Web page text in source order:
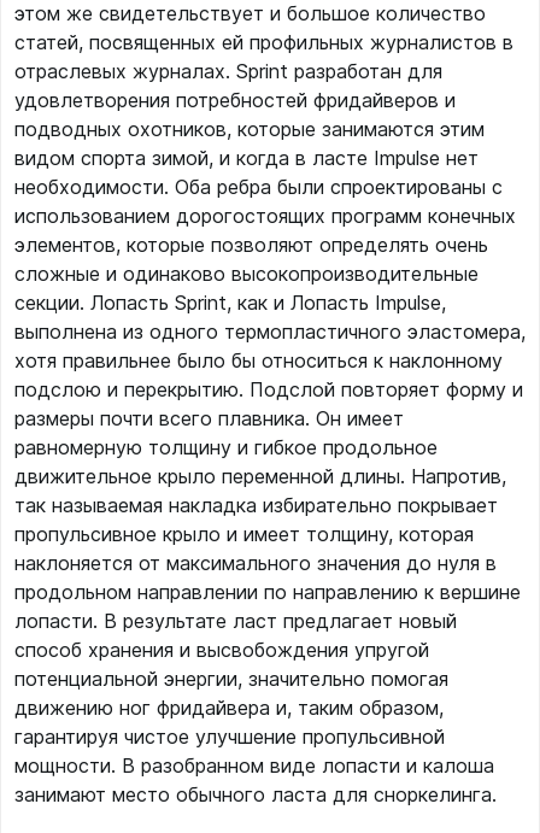
этом же свидетельствует и большое количество
статей, посвященных ей профильных журналистов в
отраслевых журналах. Sprint разработан для
удовлетворения потребностей фридайверов и
подводных охотников, которые занимаются этим
видом спорта зимой, и когда в ласте Impulse нет
необходимости. Оба ребра были спроектированы с
использованием дорогостоящих программ конечных
элементов, которые позволяют определять очень
сложные и одинаково высокопроизводительные
секции. Лопасть Sprint, как и Лопасть Impulse,
выполнена из одного термопластичного эластомера,
хотя правильнее было бы относиться к наклонному
подслою и перекрытию. Подслой повторяет форму и
размеры почти всего плавника. Он имеет
равномерную толщину и гибкое продольное
движительное крыло переменной длины. Напротив,
так называемая накладка избирательно покрывает
пропульсивное крыло и имеет толщину, которая
наклоняется от максимального значения до нуля в
продольном направлении по направлению к вершине
лопасти. В результате ласт предлагает новый
способ хранения и высвобождения упругой
потенциальной энергии, значительно помогая
движению ног фридайвера и, таким образом,
гарантируя чистое улучшение пропульсивной
мощности. В разобранном виде лопасти и калоша
занимают место обычного ласта для сноркелинга.